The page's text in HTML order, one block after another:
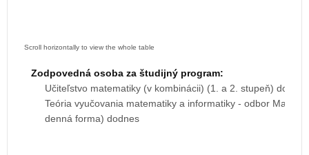
Zodpovedná osoba za študijný program:
Učiteľstvo matematiky (v kombinácii) (1. a 2. stupeň) do
Teória vyučovania matematiky a informatiky - odbor
denná forma) dodnes